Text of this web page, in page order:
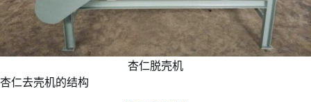
杏仁脱壳机
杏仁去壳机的结构